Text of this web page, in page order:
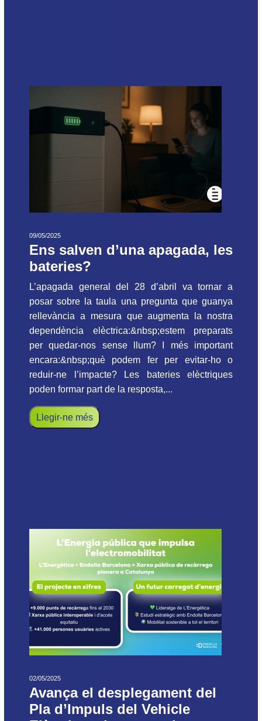
09/05/2025
Ens salven d’una apagada, les
bateries?
L’apagada general del 28 d’abril va tornar a
posar sobre la taula una pregunta que guanya
rellevància a mesura que augmenta la nostra
dependència elèctrica:&nbsp;estem preparats
per quedar-nos sense llum? I més important
encara:&nbsp;què podem fer per evitar-ho o
reduir-ne l’impacte? Les bateries elèctriques
poden formar part de la resposta,...
Llegir-ne més
02/05/2025
Avança el desplegament del
Pla d’Impuls del Vehicle